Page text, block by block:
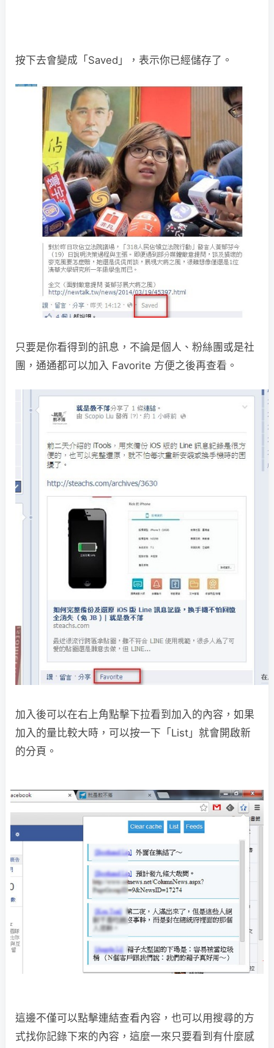
按下去會變成「Saved」，表示你已經儲存了。
只要是你看得到的訊息，不論是個人、粉絲團或是社
團，通通都可以加入 Favorite 方便之後再查看。
加入後可以在右上角點擊下拉看到加入的內容，如果
加入的量比較大時，可以按一下「List」就會開啟新
的分頁。
這邊不僅可以點擊連結查看內容，也可以用搜尋的方
式找你記錄下來的內容，這麼一來只要看到有什麼感